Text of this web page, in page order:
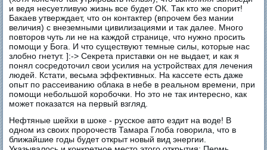
и ведя несуетливую жизнь все будет ОК. Так кто же спорит!
Бакаев утверждает, что он контактер (впрочем без мании
величия) с внеземными цивилизациями и так далее. Много
повторов чуть ли не на каждой странице, что нужно просить
помощи у Бога. И что существуют темные силы, которые нас
злобно гнетут. ]:-> Секрета приставки он не выдает, и как я
понял сосредоточил свои усилия на устройствах для лечения
людей. Кстати, весьма эффективных. На кассете есть даже
опыт по рассеиванию облака в небе в реальном времени, при
помощи небольшой коробочки. Но это не так интересно, как
может показатся на первый взгляд.
Нефтяные шейхи в шоке - русское авто ездит на воде! В
одном из своих пророчеств Тамара Глоба говорила, что в
ближайшие годы будет открыт новый вид энергии.